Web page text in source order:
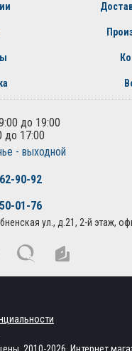
до 19:00
до 17:00
- выходной
90-92
01-76
ул., д.21, 2-й этаж,